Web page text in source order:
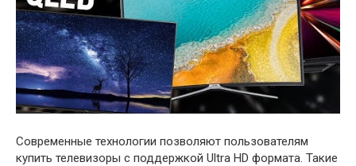
Современные технологии позволяют пользователям
купить телевизоры с поддержкой Ultra HD формата. Такие